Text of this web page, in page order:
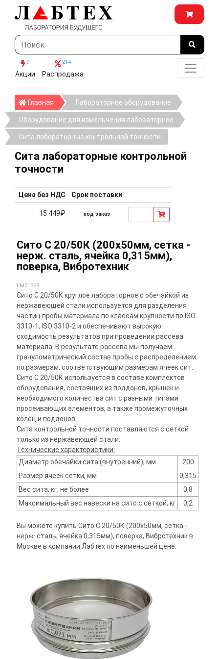
9
Акции
214
Распродажа
Главная ГлавнаяЛабораторное оборудование
Оборудование для измельчения лабораторное
Сита лабораторные контрольной точности
Сита лабораторные контрольной
точности
Цена без НДС Срок поставки
15 449₽ под заказ
Сито С 20/50К (200х50мм, сетка -
нерж. сталь, ячейка 0,315мм),
поверка, Вибротехник
LM31368
Сито С 20/50К круглое лабораторное с обечайкой из
нержавеющей стали используется для разделения
частиц пробы материала по классам крупности по ISO
3310-1, ISO 3310-2 и обеспечивают высокую
сходимость результатов при проведении рассева
материала. В результате рассева мы получаем
гранулометрический состав пробы с распределением
по размерам, соответствующим размерам ячеек сит.
Сито С 20/50К используется в составе комплектов
оборудования, состоящих из поддонов, крышек и
необходимого количества сит с разными типами
просеивающих элементов, а также промежуточных
колец и поддонов.
Сита контрольной точности поставляются с сеткой
только из нержавеющей стали.
Технические характеристики:
Диаметр обечайки сита (внутренний), мм
200
Размер ячеек сетки, мм
0,315
Вес сита, кг, не более
0,8
Максимальный вес навески на сито с сеткой, кг
0,2
Вы можете купить Сито С 20/50К (200х50мм, сетка -
нерж. сталь, ячейка 0,315мм), поверка, Вибротехник в
Москве в компании Лабтех по наименьшей цене.